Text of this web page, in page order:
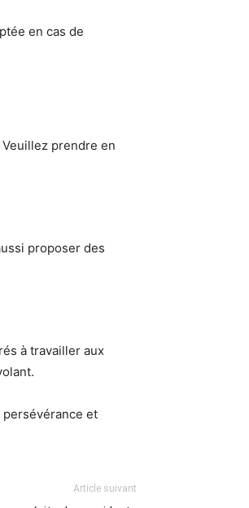
en cas de
prendre en
proposer des
à travailler aux
et
Article suivant